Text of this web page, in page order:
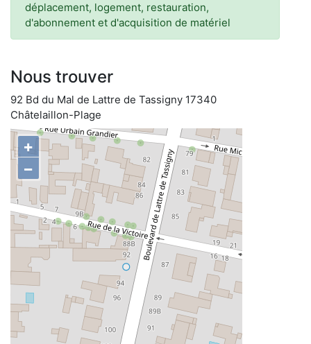
déplacement, logement, restauration,
d'abonnement et d'acquisition de matériel
Nous trouver
92 Bd du Mal de Lattre de Tassigny 17340
Châtelaillon-Plage
+
−